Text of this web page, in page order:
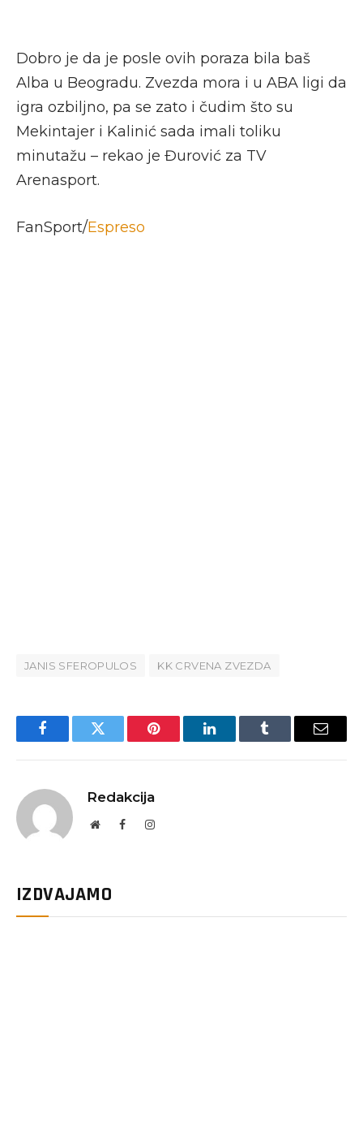
Dobro je da je posle ovih poraza bila baš
Alba u Beogradu. Zvezda mora i u ABA ligi da
igra ozbiljno, pa se zato i čudim što su
Mekintajer i Kalinić sada imali toliku
minutažu – rekao je Đurović za TV
Arenasport.
FanSport/Espreso
JANIS SFEROPULOS KK CRVENA ZVEZDA
FacebookTwitter Pinterest LinkedInTumblr Email
Redakcija
WebsiteFacebookInstagram
IZDVAJAMO